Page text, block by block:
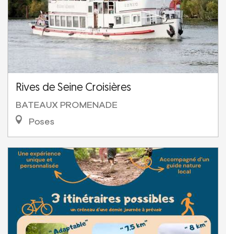
Rives de Seine Croisières
BATEAUX PROMENADE
Poses